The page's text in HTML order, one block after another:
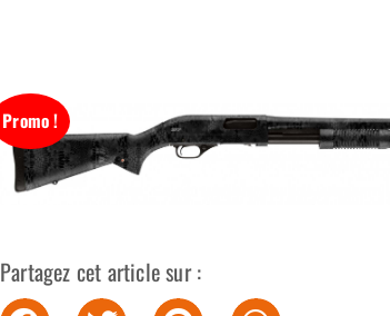
Promo !
Partagez cet article sur :